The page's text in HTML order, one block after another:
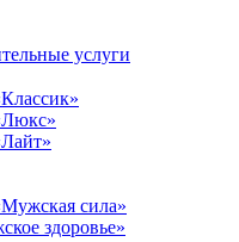
услуги
сила»
здоровье»